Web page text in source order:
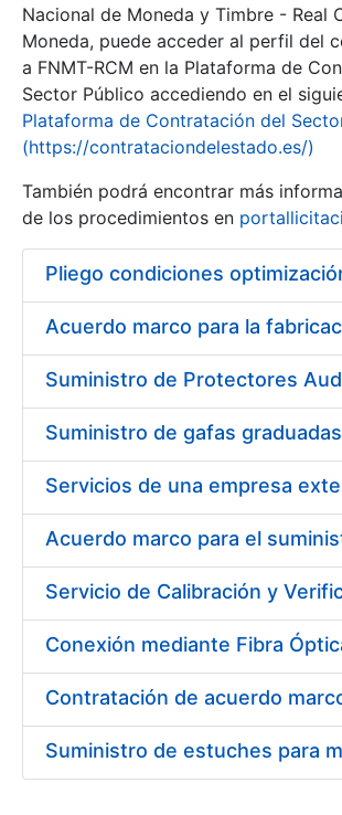
Nacional de Moneda y Timbre - Real
Moneda, puede acceder al perfil del
a FNMT-RCM en la Plataforma de
Sector Público accediendo en el
Plataforma de Contratación del
(https://contrataciondelestado.es/)
También podrá encontrar más
de los procedimientos en